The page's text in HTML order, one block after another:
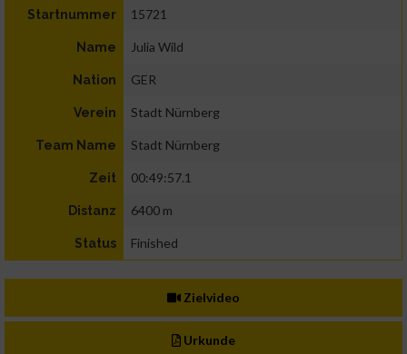
Startnummer 15721
Name Julia Wild
Nation GER
Verein Stadt Nürnberg
Team Name Stadt Nürnberg
Zeit 00:49:57.1
Distanz 6400 m
Status Finished
Zielvideo
Urkunde